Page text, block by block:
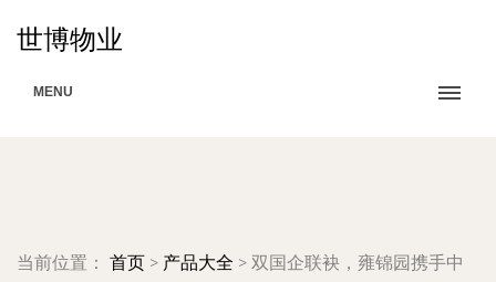
世博物业
MENU
当前位置： 首页 > 产品大全 > 双国企联袂，雍锦园携手中